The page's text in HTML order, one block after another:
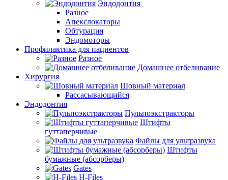
Эндодонтия
Разное
Апекслокаторы
Обтурация
Эндомоторы
Профилактика для пациентов
Разное
Домашнее отбеливание
Хирургия
Шовный материал
Рассасывающийся
Эндодонтия
Пульпоэкстракторы
Штифты
гуттаперчивые
Файлы для ультразвука
Штифты
бумажные (абсорберы)
Gates
H-Files